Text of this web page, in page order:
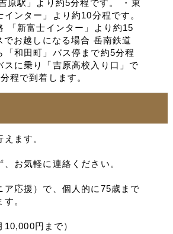
原駅」より約5分程です。 ・東
ンター」より約10分程です。
「新富士インター」より約15
お越しになる場合 岳南鉄道
「和田町」バス停まで約5分程
スに乗り「吉原高校入り口」で
程で到着します。
ます。
お気軽に連絡ください。
ア応援）で、個人的に75歳まで
。
円まで）